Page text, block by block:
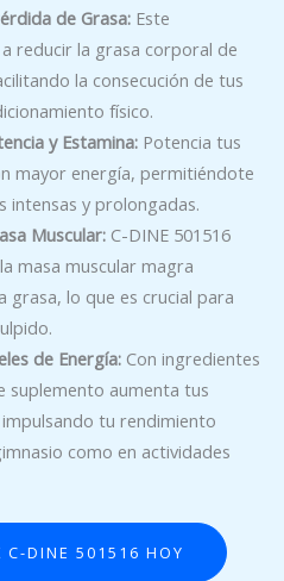
de Grasa:Este
reducir la grasa corporal de
la consecución de tus
físico.
y Estamina:Potencia tus
mayor energía, permitiéndote
intensas y prolongadas.
Muscular:C-DINE 501516
masa muscular magra
grasa, lo que es crucial para
de Energía:Con ingredientes
suplemento aumenta tus
tu rendimiento
como en actividades
C-DINE 501516 HOY